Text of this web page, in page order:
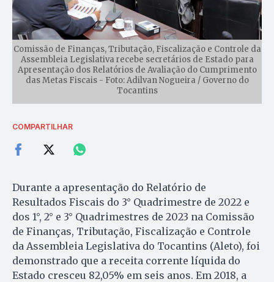
Comissão de Finanças, Tributação, Fiscalização e Controle da
Assembleia Legislativa recebe secretários de Estado para
Apresentação dos Relatórios de Avaliação do Cumprimento
das Metas Fiscais - Foto: Adilvan Nogueira / Governo do
Tocantins
COMPARTILHAR
Durante a apresentação do Relatório de
Resultados Fiscais do 3° Quadrimestre de 2022 e
dos 1°, 2° e 3° Quadrimestres de 2023 na Comissão
de Finanças, Tributação, Fiscalização e Controle
da Assembleia Legislativa do Tocantins (Aleto), foi
demonstrado que a receita corrente líquida do
Estado cresceu 82,05% em seis anos. Em 2018, a